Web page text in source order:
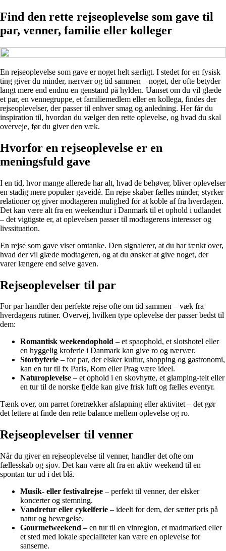
Find den rette rejseoplevelse som gave til
par, venner, familie eller kolleger
En rejseoplevelse som gave er noget helt særligt. I stedet for en fysisk
ting giver du minder, nærvær og tid sammen – noget, der ofte betyder
langt mere end endnu en genstand på hylden. Uanset om du vil glæde
et par, en vennegruppe, et familiemedlem eller en kollega, findes der
rejseoplevelser, der passer til enhver smag og anledning. Her får du
inspiration til, hvordan du vælger den rette oplevelse, og hvad du skal
overveje, før du giver den væk.
Hvorfor en rejseoplevelse er en
meningsfuld gave
I en tid, hvor mange allerede har alt, hvad de behøver, bliver oplevelser
en stadig mere populær gaveidé. En rejse skaber fælles minder, styrker
relationer og giver modtageren mulighed for at koble af fra hverdagen.
Det kan være alt fra en weekendtur i Danmark til et ophold i udlandet
– det vigtigste er, at oplevelsen passer til modtagerens interesser og
livssituation.
En rejse som gave viser omtanke. Den signalerer, at du har tænkt over,
hvad der vil glæde modtageren, og at du ønsker at give noget, der
varer længere end selve gaven.
Rejseoplevelser til par
For par handler den perfekte rejse ofte om tid sammen – væk fra
hverdagens rutiner. Overvej, hvilken type oplevelse der passer bedst til
dem:
Romantisk weekendophold – et spaophold, et slotshotel eller
en hyggelig kroferie i Danmark kan give ro og nærvær.
Storbyferie – for par, der elsker kultur, shopping og gastronomi,
kan en tur til fx Paris, Rom eller Prag være ideel.
Naturoplevelse – et ophold i en skovhytte, et glamping-telt eller
en tur til de norske fjelde kan give frisk luft og fælles eventyr.
Tænk over, om parret foretrækker afslapning eller aktivitet – det gør
det lettere at finde den rette balance mellem oplevelse og ro.
Rejseoplevelser til venner
Når du giver en rejseoplevelse til venner, handler det ofte om
fællesskab og sjov. Det kan være alt fra en aktiv weekend til en
spontan tur ud i det blå.
Musik- eller festivalrejse – perfekt til venner, der elsker
koncerter og stemning.
Vandretur eller cykelferie – ideelt for dem, der sætter pris på
natur og bevægelse.
Gourmetweekend – en tur til en vinregion, et madmarked eller
et sted med lokale specialiteter kan være en oplevelse for
sanserne.